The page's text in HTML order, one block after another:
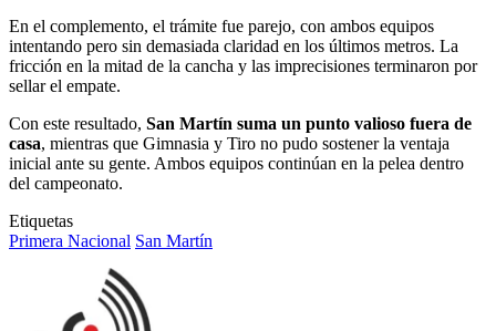
En el complemento, el trámite fue parejo, con ambos equipos
intentando pero sin demasiada claridad en los últimos metros. La
fricción en la mitad de la cancha y las imprecisiones terminaron por
sellar el empate.
Con este resultado, San Martín suma un punto valioso fuera de
casa, mientras que Gimnasia y Tiro no pudo sostener la ventaja
inicial ante su gente. Ambos equipos continúan en la pelea dentro
del campeonato.
Etiquetas
Primera Nacional San Martín